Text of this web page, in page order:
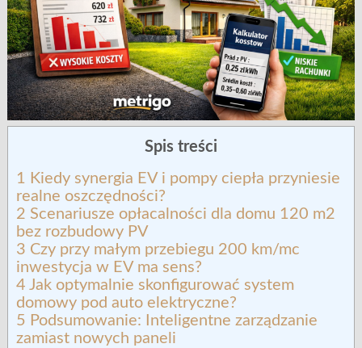
Spis treści
1 Kiedy synergia EV i pompy ciepła przyniesie
realne oszczędności?
2 Scenariusze opłacalności dla domu 120 m2
bez rozbudowy PV
3 Czy przy małym przebiegu 200 km/mc
inwestycja w EV ma sens?
4 Jak optymalnie skonfigurować system
domowy pod auto elektryczne?
5 Podsumowanie: Inteligentne zarządzanie
zamiast nowych paneli